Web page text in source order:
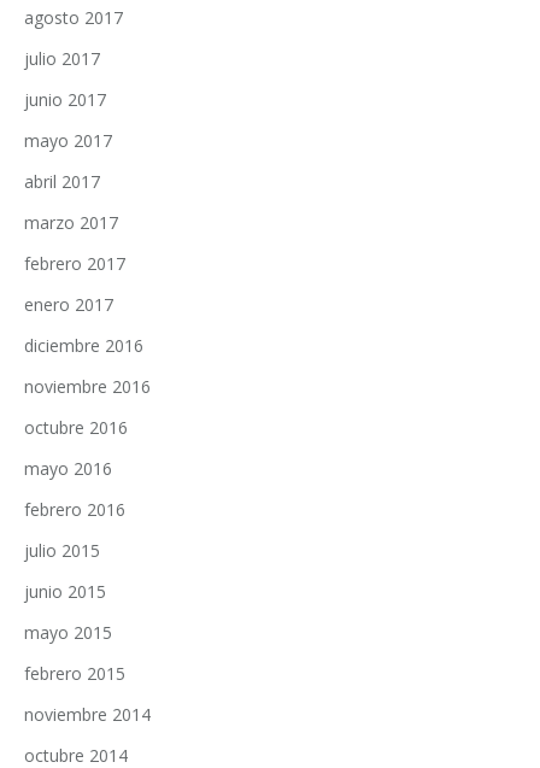
agosto 2017
julio 2017
junio 2017
mayo 2017
abril 2017
marzo 2017
febrero 2017
enero 2017
diciembre 2016
noviembre 2016
octubre 2016
mayo 2016
febrero 2016
julio 2015
junio 2015
mayo 2015
febrero 2015
noviembre 2014
octubre 2014